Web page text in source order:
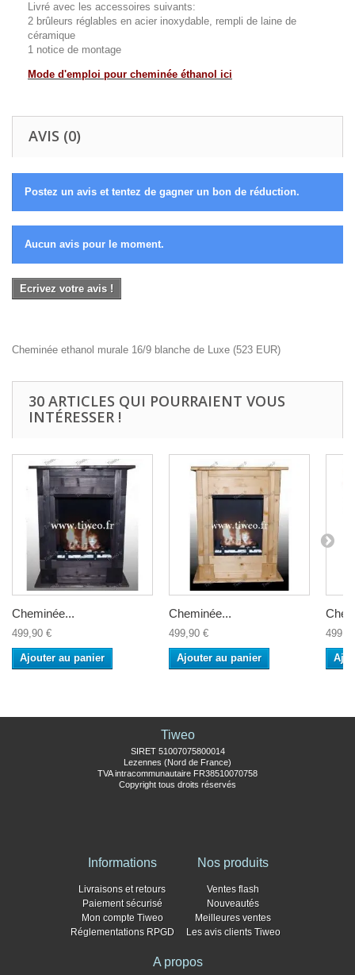
Livré avec les accessoires suivants:
2 brûleurs réglables en acier inoxydable, rempli de laine de
céramique
1 notice de montage
Mode d'emploi pour cheminée éthanol ici
AVIS (0)
Postez un avis et tentez de gagner un bon de réduction.
Aucun avis pour le moment.
Ecrivez votre avis !
Cheminée ethanol murale 16/9 blanche de Luxe (523 EUR)
30 ARTICLES QUI POURRAIENT VOUS
INTÉRESSER !
Cheminée...
499,90 €
Ajouter au panier
Cheminée...
499,90 €
Ajouter au panier
Tiweo
SIRET 51007075800014
Lezennes (Nord de France)
TVA intracommunautaire FR38510070758
Copyright tous droits réservés
Informations
Livraisons et retours
Paiement sécurisé
Mon compte Tiweo
Réglementations RPGD
Nos produits
Ventes flash
Nouveautés
Meilleures ventes
Les avis clients Tiweo
A propos